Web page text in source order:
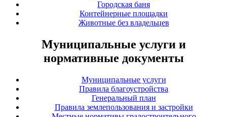
Городская баня
Контейнерные площадки
Животные без владельцев
Муниципальные услуги и
нормативные документы
Муниципальные услуги
Правила благоустройства
Генеральный план
Правила землепользования и застройки